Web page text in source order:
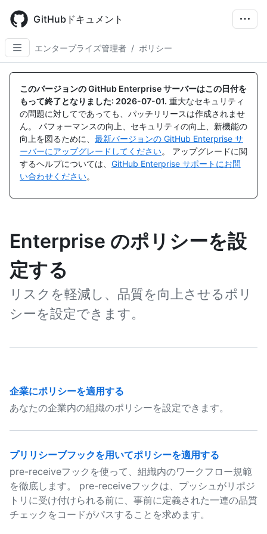
main
content
GitHubドキュメント
エンタープライズ管理者 / ポリシー
このバージョンの GitHub Enterprise サーバーはこの日付を
もって終了となりました: 2026-07-01. 重大なセキュリティ
の問題に対してであっても、パッチリリースは作成されませ
ん。 パフォーマンスの向上、セキュリティの向上、新機能の
向上を図るために、 最新バージョンの GitHub Enterprise サ
ーバーにアップグレードしてください。 アップグレードに関
するヘルプについては、 GitHub Enterprise サポートにお問
い合わせください。
Enterprise のポリシーを設
定する
リスクを軽減し、品質を向上させるポリ
シーを設定できます。
企業にポリシーを適用する
あなたの企業内の組織のポリシーを設定できます。
プリリシーブフックを用いてポリシーを適用する
pre-receiveフックを使って、組織内のワークフロー規範
を徹底します。 pre-receiveフックは、プッシュがリポジ
トリに受け付けられる前に、事前に定義された一連の品質
チェックをコードがパスすることを求めます。